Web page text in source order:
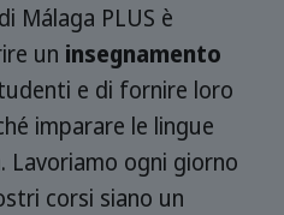
Málaga PLUS è
un insegnamento
e di fornire loro
imparare le lingue
Lavoriamo ogni giorno
corsi siano un